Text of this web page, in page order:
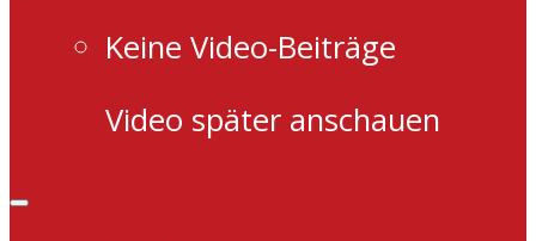
Keine Video-Beiträge
Video später anschauen